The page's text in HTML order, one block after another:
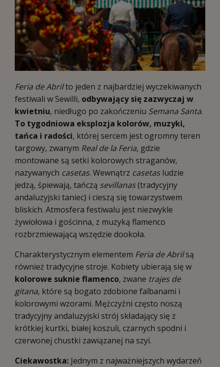
Feria de Abrilto jeden z najbardziej wyczekiwanych
festiwali w Sewilli, odbywający się zazwyczaj w
kwietniu, niedługo po zakończeniu Semana Santa.
To tygodniowa eksplozja kolorów, muzyki,
tańca i radości, której sercem jest ogromny teren
targowy, zwanym Real de la Feria, gdzie
montowane są setki kolorowych straganów,
nazywanych casetas. Wewnątrz casetasludzie
jedzą, śpiewają, tańczą sevillanas(tradycyjny
andaluzyjski taniec) i cieszą się towarzystwem
bliskich. Atmosfera festiwalu jest niezwykle
żywiołowa i gościnna, z muzyką flamenco
rozbrzmiewającą wszędzie dookoła.
Charakterystycznym elementem Feria de Abrilsą
również tradycyjne stroje. Kobiety ubierają się w
kolorowe suknie flamenco, zwane trajes de
gitana, które są bogato zdobione falbanami i
kolorowymi wzorami. Mężczyźni często noszą
tradycyjny andaluzyjski strój składający się z
krótkiej kurtki, białej koszuli, czarnych spodni i
czerwonej chustki zawiązanej na szyi.
Ciekawostka: Jednym z najważniejszych wydarzeń